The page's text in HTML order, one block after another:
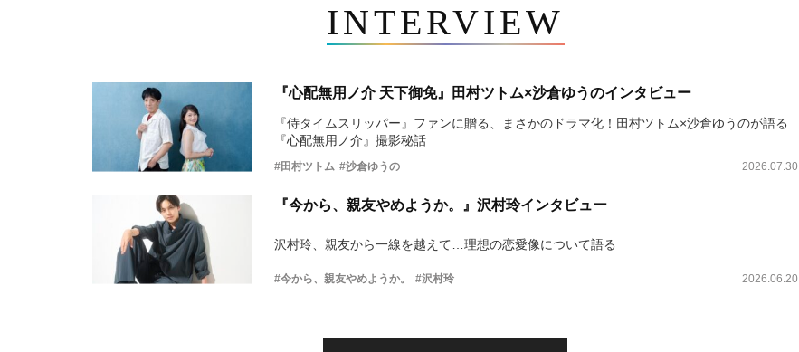
INTERVIEW
『心配無用ノ介 天下御免』田村ツトム×沙倉ゆうのインタビュー
『侍タイムスリッパー』ファンに贈る、まさかのドラマ化！田村ツトム×沙倉ゆうのが語る
『心配無用ノ介』撮影秘話
#田村ツトム #沙倉ゆうの 2026.07.30
『今から、親友やめようか。』沢村玲インタビュー
沢村玲、親友から一線を越えて…理想の恋愛像について語る
#今から、親友やめようか。 #沢村玲 2026.06.20